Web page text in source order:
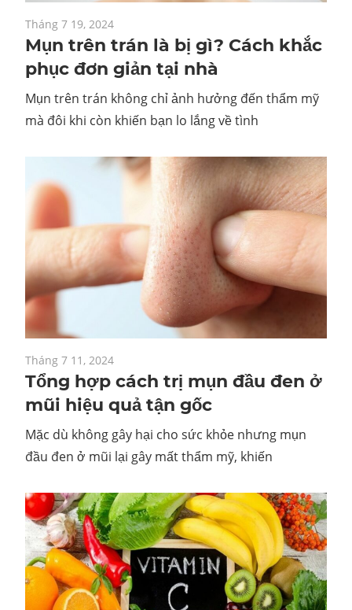
Tháng 7 19, 2024
Mụn trên trán là bị gì? Cách khắc
phục đơn giản tại nhà
Mụn trên trán không chỉ ảnh hưởng đến thẩm mỹ
mà đôi khi còn khiến bạn lo lắng về tình
Tháng 7 11, 2024
Tổng hợp cách trị mụn đầu đen ở
mũi hiệu quả tận gốc
Mặc dù không gây hại cho sức khỏe nhưng mụn
đầu đen ở mũi lại gây mất thẩm mỹ, khiến